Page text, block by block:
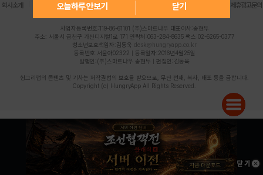
오늘하루 안보기 닫기
회사소개 | 개인정보 처리방침 불법촬영물 신고센터 제휴광고문의
사업자등록번호:119-86-61101 (주)스마트나우 대표이사:송현두
주소: 서울시 금천구 가산디지털1로 171 연락처:063-284-8635 팩스:02-6265-0377
청소년보호책임자:김동욱 desk@hungryapp.co.kr
등록번호:서울아02322 | 등록일자:2016년4월25일
발행인:(주)스마트나우 송현두 | 편집인:김동욱
헝그리앱의 콘텐츠 및 기사는 저작권법의 보호를 받으므로, 무단 전재, 복사, 배포 등을 금합니다.
Copyright (c) HungryApp All Rights Reserved.